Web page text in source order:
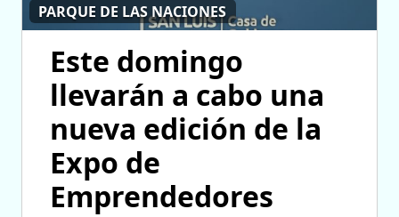
PARQUE DE LAS NACIONES
Este domingo
llevarán a cabo una
nueva edición de la
Expo de
Emprendedores